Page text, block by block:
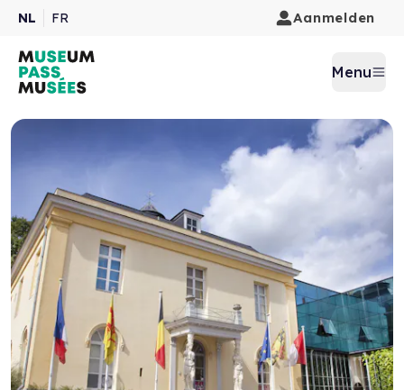
NL FR Aanmelden
Menu